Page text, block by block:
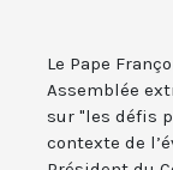
Le Pape
Assemblée
sur "les défis
contexte de